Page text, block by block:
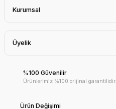
Kurumsal
Üyelik
%100 Güvenilir
Ürünlerimiz %100 orijinal garantilidir.
Ürün Değişimi